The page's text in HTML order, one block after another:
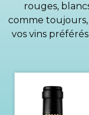
rouges,
comme
vos vins